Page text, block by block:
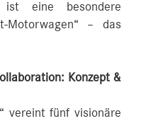
ist eine besondere
Motorwagen“ – das
Konzept &
vereint fünf visionäre